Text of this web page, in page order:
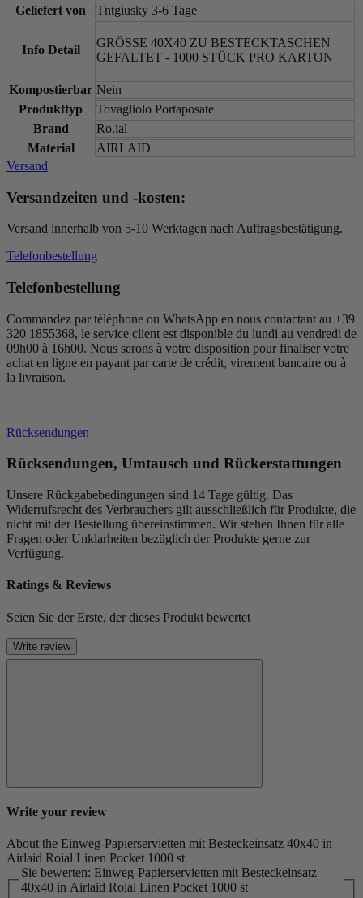
Geliefert von
Tntgiusky 3-6 Tage
Info Detail
GRÖSSE 40X40 ZU BESTECKTASCHEN
GEFALTET - 1000 STÜCK PRO KARTON
Kompostierbar Nein
Produkttyp
Tovagliolo Portaposate
Brand
Ro.ial
Material
AIRLAID
Versand
Versandzeiten und -kosten:
Versand innerhalb von 5-10 Werktagen nach Auftragsbestätigung.
Telefonbestellung
Telefonbestellung
Commandez par téléphone ou WhatsApp en nous contactant au +39
320 1855368, le service client est disponible du lundi au vendredi de
09h00 à 16h00. Nous serons à votre disposition pour finaliser votre
achat en ligne en payant par carte de crédit, virement bancaire ou à
la livraison.
Rücksendungen
Rücksendungen, Umtausch und Rückerstattungen
Unsere Rückgabebedingungen sind 14 Tage gültig. Das
Widerrufsrecht des Verbrauchers gilt ausschließlich für Produkte, die
nicht mit der Bestellung übereinstimmen. Wir stehen Ihnen für alle
Fragen oder Unklarheiten bezüglich der Produkte gerne zur
Verfügung.
Ratings & Reviews
Seien Sie der Erste, der dieses Produkt bewertet
Write review
Write your review
About the Einweg-Papierservietten mit Besteckeinsatz 40x40 in
Airlaid Roial Linen Pocket 1000 st
Sie bewerten: Einweg-Papierservietten mit Besteckeinsatz
40x40 in Airlaid Roial Linen Pocket 1000 st